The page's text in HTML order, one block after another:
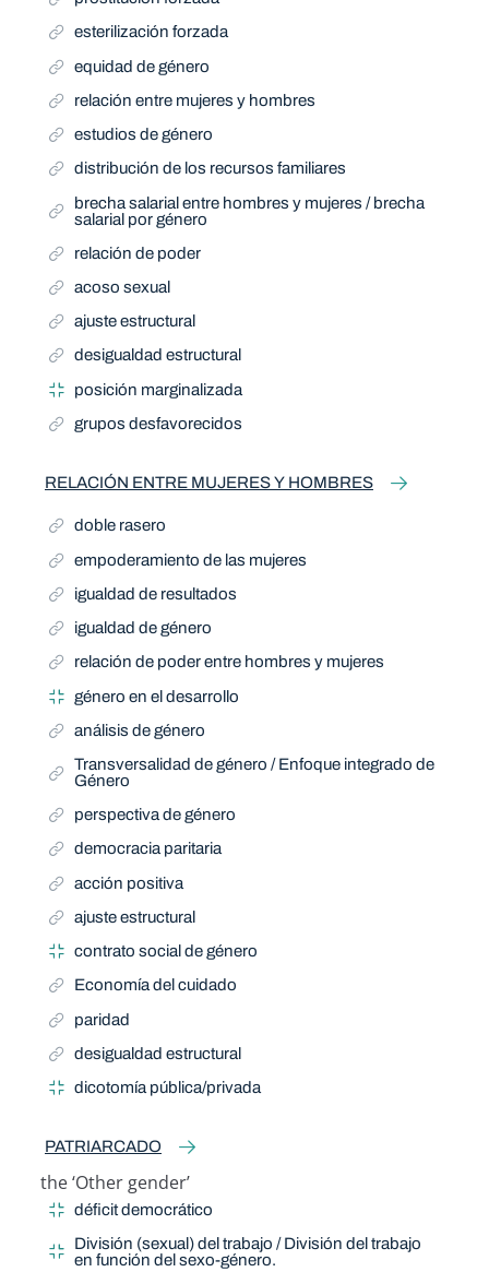
esterilización forzada
equidad de género
relación entre mujeres y hombres
estudios de género
distribución de los recursos familiares
brecha salarial entre hombres y mujeres / brecha
salarial por género
relación de poder
acoso sexual
ajuste estructural
desigualdad estructural
posición marginalizada
grupos desfavorecidos
RELACIÓN ENTRE MUJERES Y HOMBRES
doble rasero
empoderamiento de las mujeres
igualdad de resultados
igualdad de género
relación de poder entre hombres y mujeres
género en el desarrollo
análisis de género
Transversalidad de género / Enfoque integrado de
Género
perspectiva de género
democracia paritaria
acción positiva
ajuste estructural
contrato social de género
Economía del cuidado
paridad
desigualdad estructural
dicotomía pública/privada
PATRIARCADO
the ‘Other gender’
Related Term
déficit democrático
División (sexual) del trabajo / División del trabajo
en función del sexo-género.